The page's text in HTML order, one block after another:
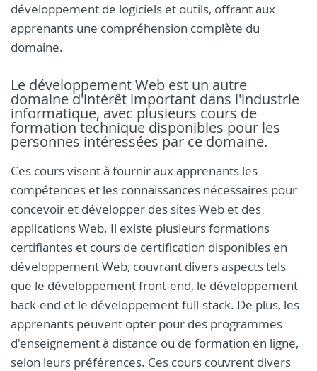
développement de logiciels et outils, offrant aux
apprenants une compréhension complète du
domaine.
Le développement Web est un autre
domaine d'intérêt important dans l'industrie
informatique, avec plusieurs cours de
formation technique disponibles pour les
personnes intéressées par ce domaine.
Ces cours visent à fournir aux apprenants les
compétences et les connaissances nécessaires pour
concevoir et développer des sites Web et des
applications Web. Il existe plusieurs formations
certifiantes et cours de certification disponibles en
développement Web, couvrant divers aspects tels
que le développement front-end, le développement
back-end et le développement full-stack. De plus, les
apprenants peuvent opter pour des programmes
d'enseignement à distance ou de formation en ligne,
selon leurs préférences. Ces cours couvrent divers